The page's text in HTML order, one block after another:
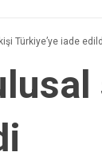
Türkiye’ye iade